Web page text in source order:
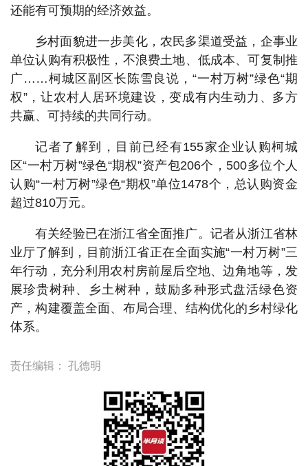
还能有可预期的经济效益。
乡村面貌进一步美化，农民多渠道受益，企事业
单位认购有积极性，不浪费土地、低成本、可复制推
广……柯城区副区长陈雪良说，“一村万树”绿色“期
权”，让农村人居环境建设，变成有内生动力、多方
共赢、可持续的共同行动。
记者了解到，目前已经有155家企业认购柯城
区“一村万树”绿色“期权”资产包206个，500多位个人
认购“一村万树”绿色“期权”单位1478个，总认购资金
超过810万元。
有关经验已在浙江省全面推广。记者从浙江省林
业厅了解到，目前浙江省正在全面实施“一村万树”三
年行动，充分利用农村房前屋后空地、边角地等，发
展珍贵树种、乡土树种，鼓励多种形式盘活绿色资
产，构建覆盖全面、布局合理、结构优化的乡村绿化
体系。
责任编辑： 孔德明